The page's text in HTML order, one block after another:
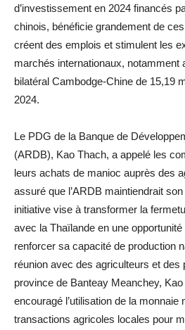
d’investissement en 2024 financés
chinois, bénéficie grandement de
créent des emplois et stimulent les
marchés internationaux, notamment
bilatéral Cambodge-Chine de 15,19
2024.
Le PDG de la Banque de
(ARDB), Kao Thach, a appelé les
leurs achats de manioc auprès des
assuré que l’ARDB maintiendrait
initiative vise à transformer la
avec la Thaïlande en une
renforcer sa capacité de production
réunion avec des agriculteurs et des
province de Banteay Meanchey,
encouragé l’utilisation de la monnaie
transactions agricoles locales pour